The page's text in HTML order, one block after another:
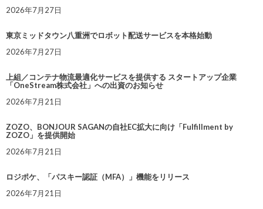
2026年7月27日
東京ミッドタウン八重洲でロボット配送サービスを本格始動
2026年7月27日
上組／コンテナ物流最適化サービスを提供する スタートアップ企業
「OneStream株式会社」への出資のお知らせ
2026年7月21日
ZOZO、BONJOUR SAGANの自社EC拡大に向け「Fulfillment by
ZOZO」を提供開始
2026年7月21日
ロジポケ、「パスキー認証（MFA）」機能をリリース
2026年7月21日